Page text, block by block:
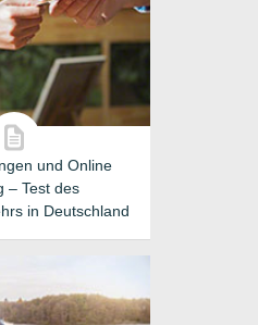
und Online
– Test des
in Deutschland